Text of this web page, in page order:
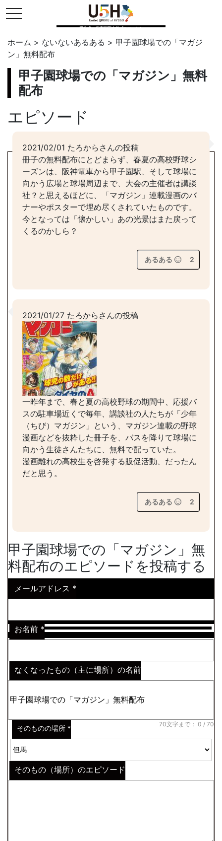
toggle navigation
県公式・兵庫五国連邦プロジェクト
ホーム > ないないあるある > 甲子園球場での「マガジ
ン」無料配布
甲子園球場での「マガジン」無料
配布
エピソード
2021/02/01 たろからさんの投稿
冊子の無料配布にとどまらず、春夏の高校野球シ
ーズンは、阪神電車から甲子園駅、そして球場に
向かう広場と球場周辺まで、大会の主催者は講談
社？と思えるほどに、「マガジン」連載漫画のバ
ナーやポスターで埋め尽くされていたものです。
今となっては「懐かしい」あの光景はまた戻って
くるのかしら？
あるある 2
2021/01/27 たろからさんの投稿
一昨年まで、春と夏の高校野球の期間中、応援バ
スの駐車場近くで毎年、講談社の人たちが「少年
（ちび）マガジン」という、マガジン連載の野球
漫画などを抜粋した冊子を、バスを降りて球場に
向かう生徒さんたちに、無料で配っていた。
漫画離れの高校生を啓発する販促活動、だったん
だと思う。
あるある 2
甲子園球場での「マガジン」無
料配布のエピソードを投稿する
メールアドレス *
お名前 *
なくなったもの（主に場所）の名前
70文字まで： 0 / 70
そのものの場所 *
そのもの（場所）のエピソード